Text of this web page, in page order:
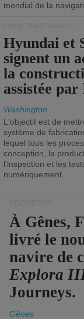
mondial de la
Hyundai et
signent un
la
assistée
Washington
L'objectif est de
système de
lequel tous les
conception, la
l'inspection et les
numériquement.
À Gênes,
livré le
navire de
Explora
Journeys.
Gênes